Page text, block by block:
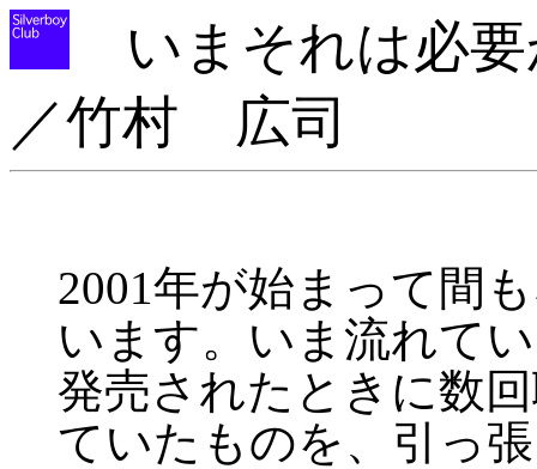
いまそれは必要
／竹村 広司
2001年が始まって間
います。いま流れて
発売されたときに数
ていたものを、引っ